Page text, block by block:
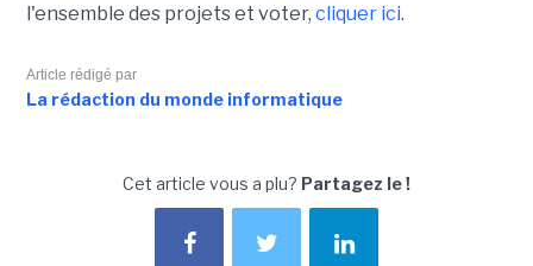
l'ensemble des projets et voter, cliquer ici.
Article rédigé par
La rédaction du monde informatique
Cet article vous a plu? Partagez le !